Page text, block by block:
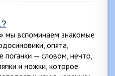
мы вспоминаем знакомые
опята,
поганки — словом, нечто,
и ножки, которое